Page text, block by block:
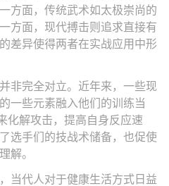
方面，传统武术如太极崇尚的
方面，现代搏击则追求直接有
差异使得两者在实战应用中形
非完全对立。近年来，一些现
一些元素融入他们的训练当
化解攻击，提高自身反应速
选手们的技战术储备，也促使
解。
当代人对于健康生活方式日益